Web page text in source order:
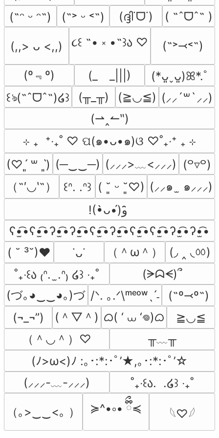
(˶ᵔ ᵕ ᵔ˶)
(˶˃ ᵕ ˂˶) (ദ്ദി˙ᗜ˙) ( ˶ˆᗜˆ˵ )
(,,> ᴗ <,,) ૮꒰ ˶• ༝ •˶꒱ა ♡ (˶˃⤙˂˶)
(º﹃º) (_　_|||)
(*ᴗ͈ˬᴗ͈)ꕤ*.ﾟ
꒰ঌ(˶ˆᗜˆ˵)໒꒱
(╥_╥) (≧◡≦) (⸝⸝´꒳`⸝⸝)
(⇀‸↼‶)
⊹ ₊  ⁺‧₊˚ ♡ ପ(๑•ᴗ•๑)ଓ ♡˚₊‧⁺ ₊ ⊹
(♡ˊ͈ ꒳ ˋ͈) (─‿‿─) (⸝⸝⸝>﹏<⸝⸝⸝) (꒪▿꒪)
（˶′◡‵˶）
꒰ᐢ. .ᐢ꒱ ( ˘͈ ᵕ ˘͈♡) (⸝⸝๑  ̫ ๑⸝⸝⸝)
ʕ•̫͡•ʕ•̫͡•ʔ•̫͡•ʔ•̫͡•ʕ•̫͡•ʔ•̫͡•ʕ•̫͡•ʕ•̫͡•ʔ•̫͡•ʔ•̫͡•
( ˘ ³˘)♥
˙ᴗ˙ （＾ω＾）
(◞ ‸ ◟ㆀ)
˚₊‧꒰ა ₍ᐢ.  ̫.ᐢ₎ ໒꒱ ‧₊˚
(ᗒᗣᗕ)՞
(づ｡◕‿‿◕｡)づ /ᐠ. ｡.ᐟ\ᵐᵉᵒʷˎˊ˗
(˶º⤙º˶)
(¬_¬”)
(＾▽＾) ᜊ( ‘ ⩊ ‘𖦹)ᜊ
≧◡≦
（＾◡＾）♡
╥﹏╥
(ﾉ>ω<)ﾉ :｡･:*:･ﾟ’★,｡･:*:･ﾟ’☆
(⸝⸝⸝-﹏-⸝⸝⸝)
˚₊‧꒰ა.  .໒꒱ ‧₊˚
（｡>‿‿<｡ ） ≽^•༚• ྀིྀ≼ 𓆩♡𓆪